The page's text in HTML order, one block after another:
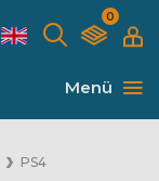
0
Menü
PS4